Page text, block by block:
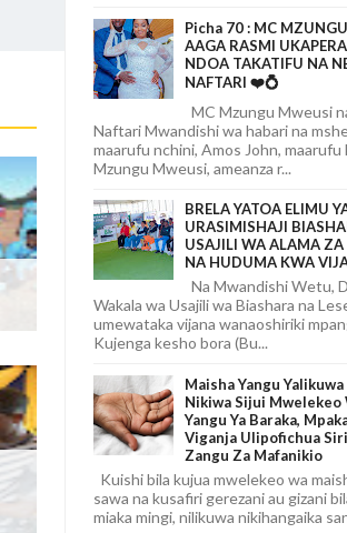
Picha 70 : MC
AAGA RASMI
NDOA TAKATIFU NA
NAFTARI ❤️💍
MC Mzungu Mweusi
Naftari Mwandishi wa habari na
maarufu nchini, Amos John, maarufu
Mzungu Mweusi, ameanza r...
BRELA YATOA ELIMU
URASIMISHAJI
USAJILI WA ALAMA
NA HUDUMA KWA
Na Mwandishi Wetu,
Wakala wa Usajili wa Biashara na
umewataka vijana wanaoshiriki
Kujenga kesho bora (Bu...
Maisha Yangu
Nikiwa Sijui Mwelekeo
Yangu Ya Baraka,
Viganja Ulipofichua
Zangu Za Mafanikio
Kuishi bila kujua mwelekeo wa
sawa na kusafiri gerezani au gizani
miaka mingi, nilikuwa nikihangaika